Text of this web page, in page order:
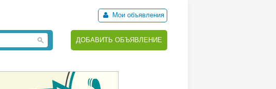
Мои объявления
ДОБАВИТЬ ОБЪЯВЛЕНИЕ